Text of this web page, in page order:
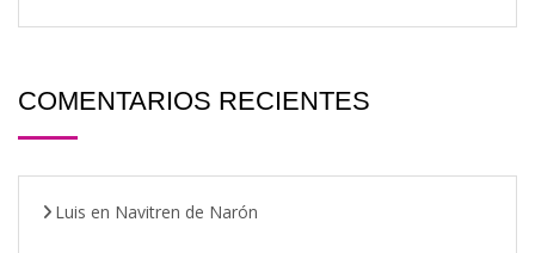
COMENTARIOS RECIENTES
Luis en Navitren de Narón